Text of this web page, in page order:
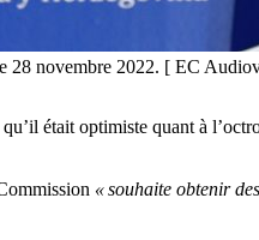
28 novembre 2022. [ EC
était optimiste quant à
« souhaite obtenir